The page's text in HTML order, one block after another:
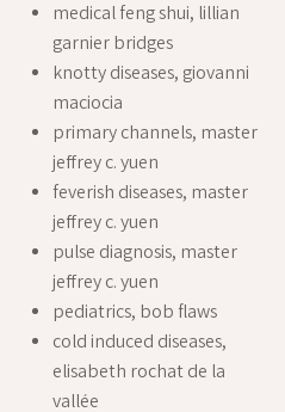
medical feng shui, lillian
garnier bridges
knotty diseases, giovanni
maciocia
primary channels, master
jeffrey c. yuen
feverish diseases, master
jeffrey c. yuen
pulse diagnosis, master
jeffrey c. yuen
pediatrics, bob flaws
cold induced diseases,
elisabeth rochat de la
vallée